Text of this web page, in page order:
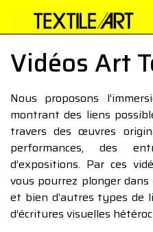
Vidéos Art
Nous proposons
montrant des liens
travers des œuvres
performances, des
d’expositions. Par ces
vous pourrez plonger
et bien d’autres types de
d’écritures visuelles